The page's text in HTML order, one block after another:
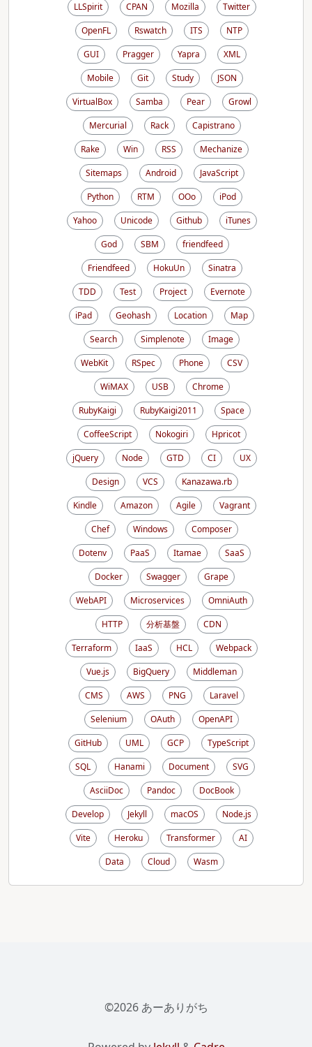
LLSpirit
CPAN Mozilla
Twitter
OpenFL
Rswatch ITS
NTP
GUI
Pragger Yapra
XML
Mobile
Git Study
JSON
VirtualBox
Samba Pear
Growl
Mercurial
Rack
Capistrano
Rake
Win RSS
Mechanize
Sitemaps
Android
JavaScript
Python
RTM OOo
iPod
Yahoo
Unicode Github
iTunes
God
SBM
friendfeed
Friendfeed
HokuUn
Sinatra
TDD
Test Project
Evernote
iPad
Geohash Location
Map
Search
Simplenote
Image
WebKit
RSpec Phone
CSV
WiMAX
USB
Chrome
RubyKaigi
RubyKaigi2011
Space
CoffeeScript
Nokogiri
Hpricot
jQuery
Node GTD CI
UX
Design
VCS
Kanazawa.rb
Kindle
Amazon Agile
Vagrant
Chef
Windows
Composer
Dotenv
PaaS Itamae
SaaS
Docker
Swagger
Grape
WebAPI
Microservices
OmniAuth
HTTP
分析基盤
CDN
Terraform
IaaS HCL
Webpack
Vue.js
BigQuery
Middleman
CMS
AWS PNG
Laravel
Selenium
OAuth
OpenAPI
GitHub
UML GCP
TypeScript
SQL
Hanami Document
SVG
AsciiDoc
Pandoc
DocBook
Develop
Jekyll macOS
Node.js
Vite
Heroku Transformer
AI
Data
Cloud Wasm
©2026 あーありがち